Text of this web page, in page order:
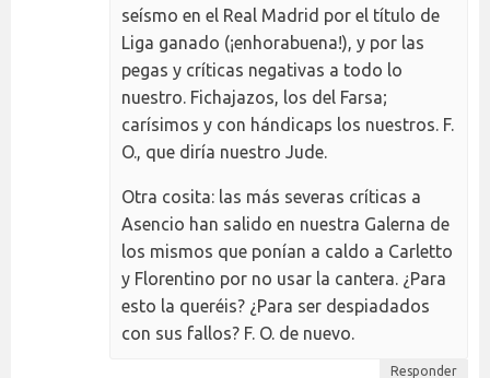
seísmo en el Real Madrid por el título de
Liga ganado (¡enhorabuena!), y por las
pegas y críticas negativas a todo lo
nuestro. Fichajazos, los del Farsa;
carísimos y con hándicaps los nuestros. F.
O., que diría nuestro Jude.
Otra cosita: las más severas críticas a
Asencio han salido en nuestra Galerna de
los mismos que ponían a caldo a Carletto
y Florentino por no usar la cantera. ¿Para
esto la queréis? ¿Para ser despiadados
con sus fallos? F. O. de nuevo.
Responder